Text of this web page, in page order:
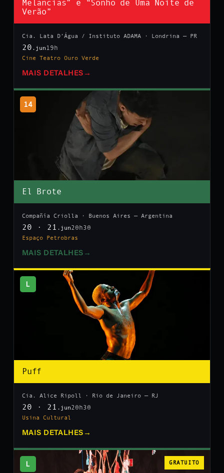
Melancias” e “Sonho de Uma Noite de
Verão”
Cia. Lata D’Água / Instituto ADAMA · Londrina — PR
20 .jun 19h
Cine Teatro Ouro Verde
MAIS DETALHES →
14
El Brote
Compañía Criolla · Buenos Aires — Argentina
20 · 21 .jun20h30
Espaço Petrobras
MAIS DETALHES →
L
Puff
Cia. Alice Ripoll · Rio de Janeiro — RJ
20 · 21 .jun20h30
Usina Cultural
MAIS DETALHES →
L GRATUITO